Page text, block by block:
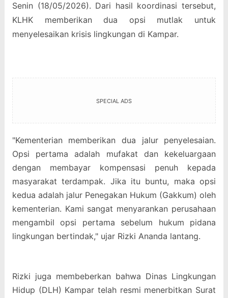
Senin (18/05/2026). Dari hasil koordinasi tersebut,
KLHK memberikan dua opsi mutlak untuk
menyelesaikan krisis lingkungan di Kampar.
SPECIAL ADS
"Kementerian memberikan dua jalur penyelesaian.
Opsi pertama adalah mufakat dan kekeluargaan
dengan membayar kompensasi penuh kepada
masyarakat terdampak. Jika itu buntu, maka opsi
kedua adalah jalur Penegakan Hukum (Gakkum) oleh
kementerian. Kami sangat menyarankan perusahaan
mengambil opsi pertama sebelum hukum pidana
lingkungan bertindak," ujar Rizki Ananda lantang.
Rizki juga membeberkan bahwa Dinas Lingkungan
Hidup (DLH) Kampar telah resmi menerbitkan Surat